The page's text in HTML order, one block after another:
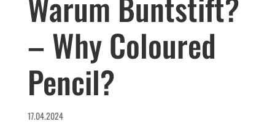
– Why Coloured
Pencil?
17.04.2024